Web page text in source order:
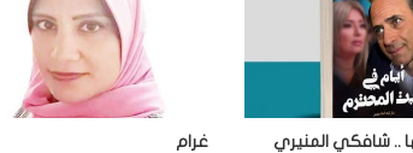
شافكي المنيري
غرام